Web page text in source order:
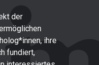
der
ihre
fundiert,